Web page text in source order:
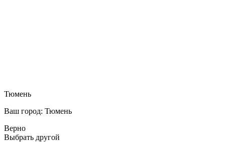
Тюмень
Ваш город: Тюмень
Верно
Выбрать другой